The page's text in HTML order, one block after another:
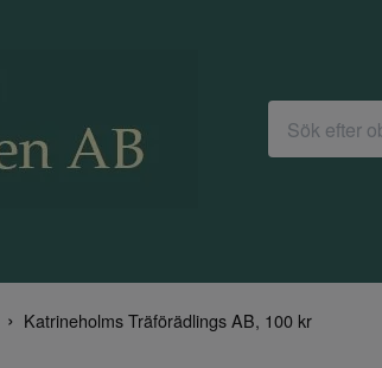
Katrineholms Träförädlings AB, 100 kr